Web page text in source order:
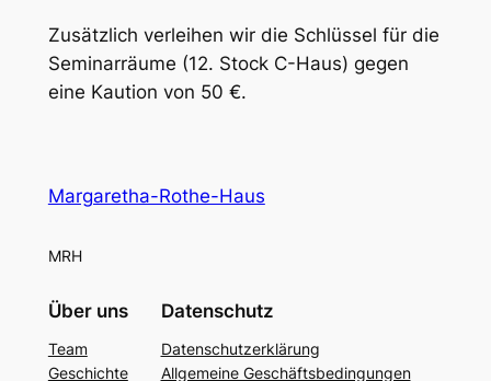
Zusätzlich verleihen wir die Schlüssel für die
Seminarräume (12. Stock C-Haus) gegen
eine Kaution von 50 €.
Margaretha-Rothe-Haus
MRH
Über uns
Team
Geschichte
Datenschutz
Datenschutzerklärung
Allgemeine Geschäftsbedingungen